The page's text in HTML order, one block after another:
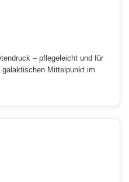
– pflegeleicht und für
galaktischen Mittelpunkt im